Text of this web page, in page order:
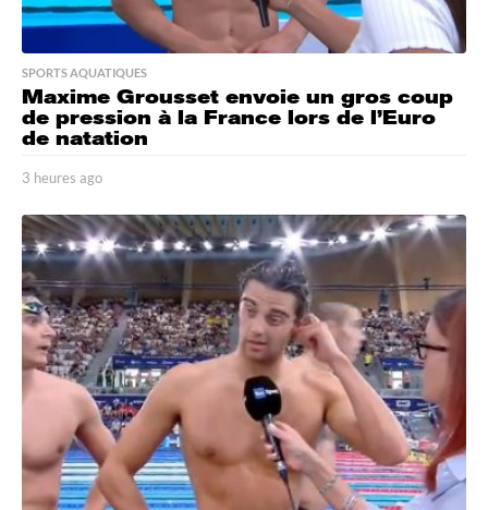
SPORTS AQUATIQUES
Maxime Grousset envoie un gros coup
de pression à la France lors de l’Euro
de natation
3 heures ago
e
u
r
e
s
a
g
o